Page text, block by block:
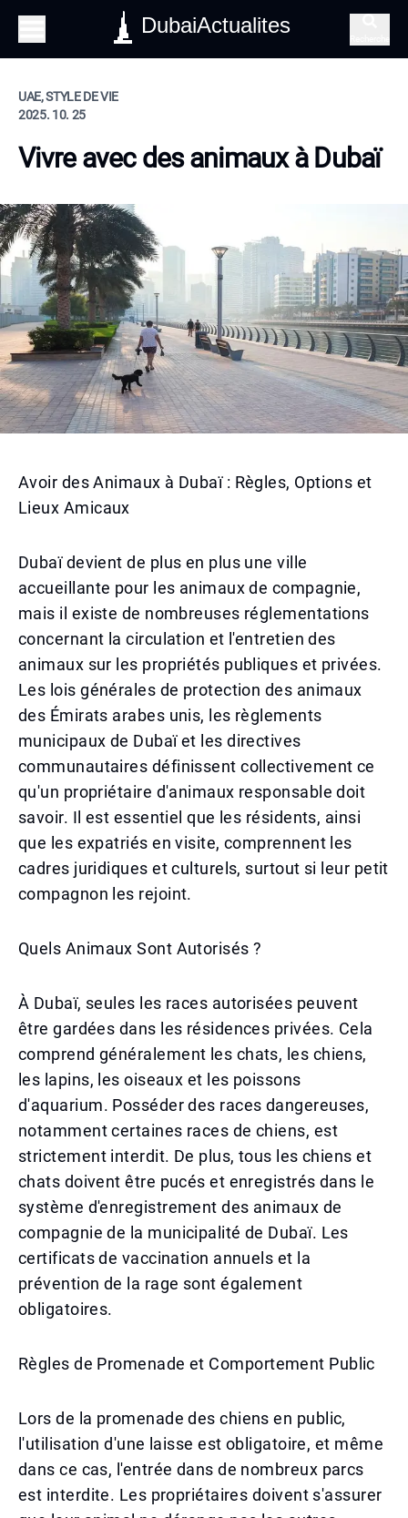
DubaiActualites
UAE, STYLE DE VIE
2025. 10. 25
Vivre avec des animaux à Dubaï
Avoir des Animaux à Dubaï : Règles, Options et
Lieux Amicaux
Dubaï devient de plus en plus une ville
accueillante pour les animaux de compagnie,
mais il existe de nombreuses réglementations
concernant la circulation et l'entretien des
animaux sur les propriétés publiques et privées.
Les lois générales de protection des animaux
des Émirats arabes unis, les règlements
municipaux de Dubaï et les directives
communautaires définissent collectivement ce
qu'un propriétaire d'animaux responsable doit
savoir. Il est essentiel que les résidents, ainsi
que les expatriés en visite, comprennent les
cadres juridiques et culturels, surtout si leur petit
compagnon les rejoint.
Quels Animaux Sont Autorisés ?
À Dubaï, seules les races autorisées peuvent
être gardées dans les résidences privées. Cela
comprend généralement les chats, les chiens,
les lapins, les oiseaux et les poissons
d'aquarium. Posséder des races dangereuses,
notamment certaines races de chiens, est
strictement interdit. De plus, tous les chiens et
chats doivent être pucés et enregistrés dans le
système d'enregistrement des animaux de
compagnie de la municipalité de Dubaï. Les
certificats de vaccination annuels et la
prévention de la rage sont également
obligatoires.
Règles de Promenade et Comportement Public
Lors de la promenade des chiens en public,
l'utilisation d'une laisse est obligatoire, et même
dans ce cas, l'entrée dans de nombreux parcs
est interdite. Les propriétaires doivent s'assurer